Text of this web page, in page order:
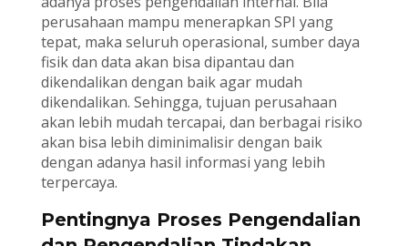
perusahaan mampu menerapkan SPI yang
tepat, maka seluruh operasional, sumber daya
fisik dan data akan bisa dipantau dan
dikendalikan dengan baik agar mudah
dikendalikan. Sehingga, tujuan perusahaan
akan lebih mudah tercapai, dan berbagai risiko
akan bisa lebih diminimalisir dengan baik
dengan adanya hasil informasi yang lebih
terpercaya.
Pentingnya Proses Pengendalian